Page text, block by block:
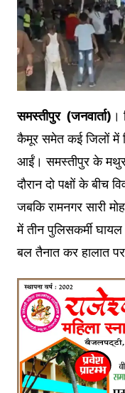
समस्तीपुर (जनवार्ता) ।
कैमूर समेत कई जिलों में
आईं। समस्तीपुर के
दौरान दो पक्षों के बीच
जबकि रामनगर सारी
में तीन पुलिसकर्मी
बल तैनात कर हालात